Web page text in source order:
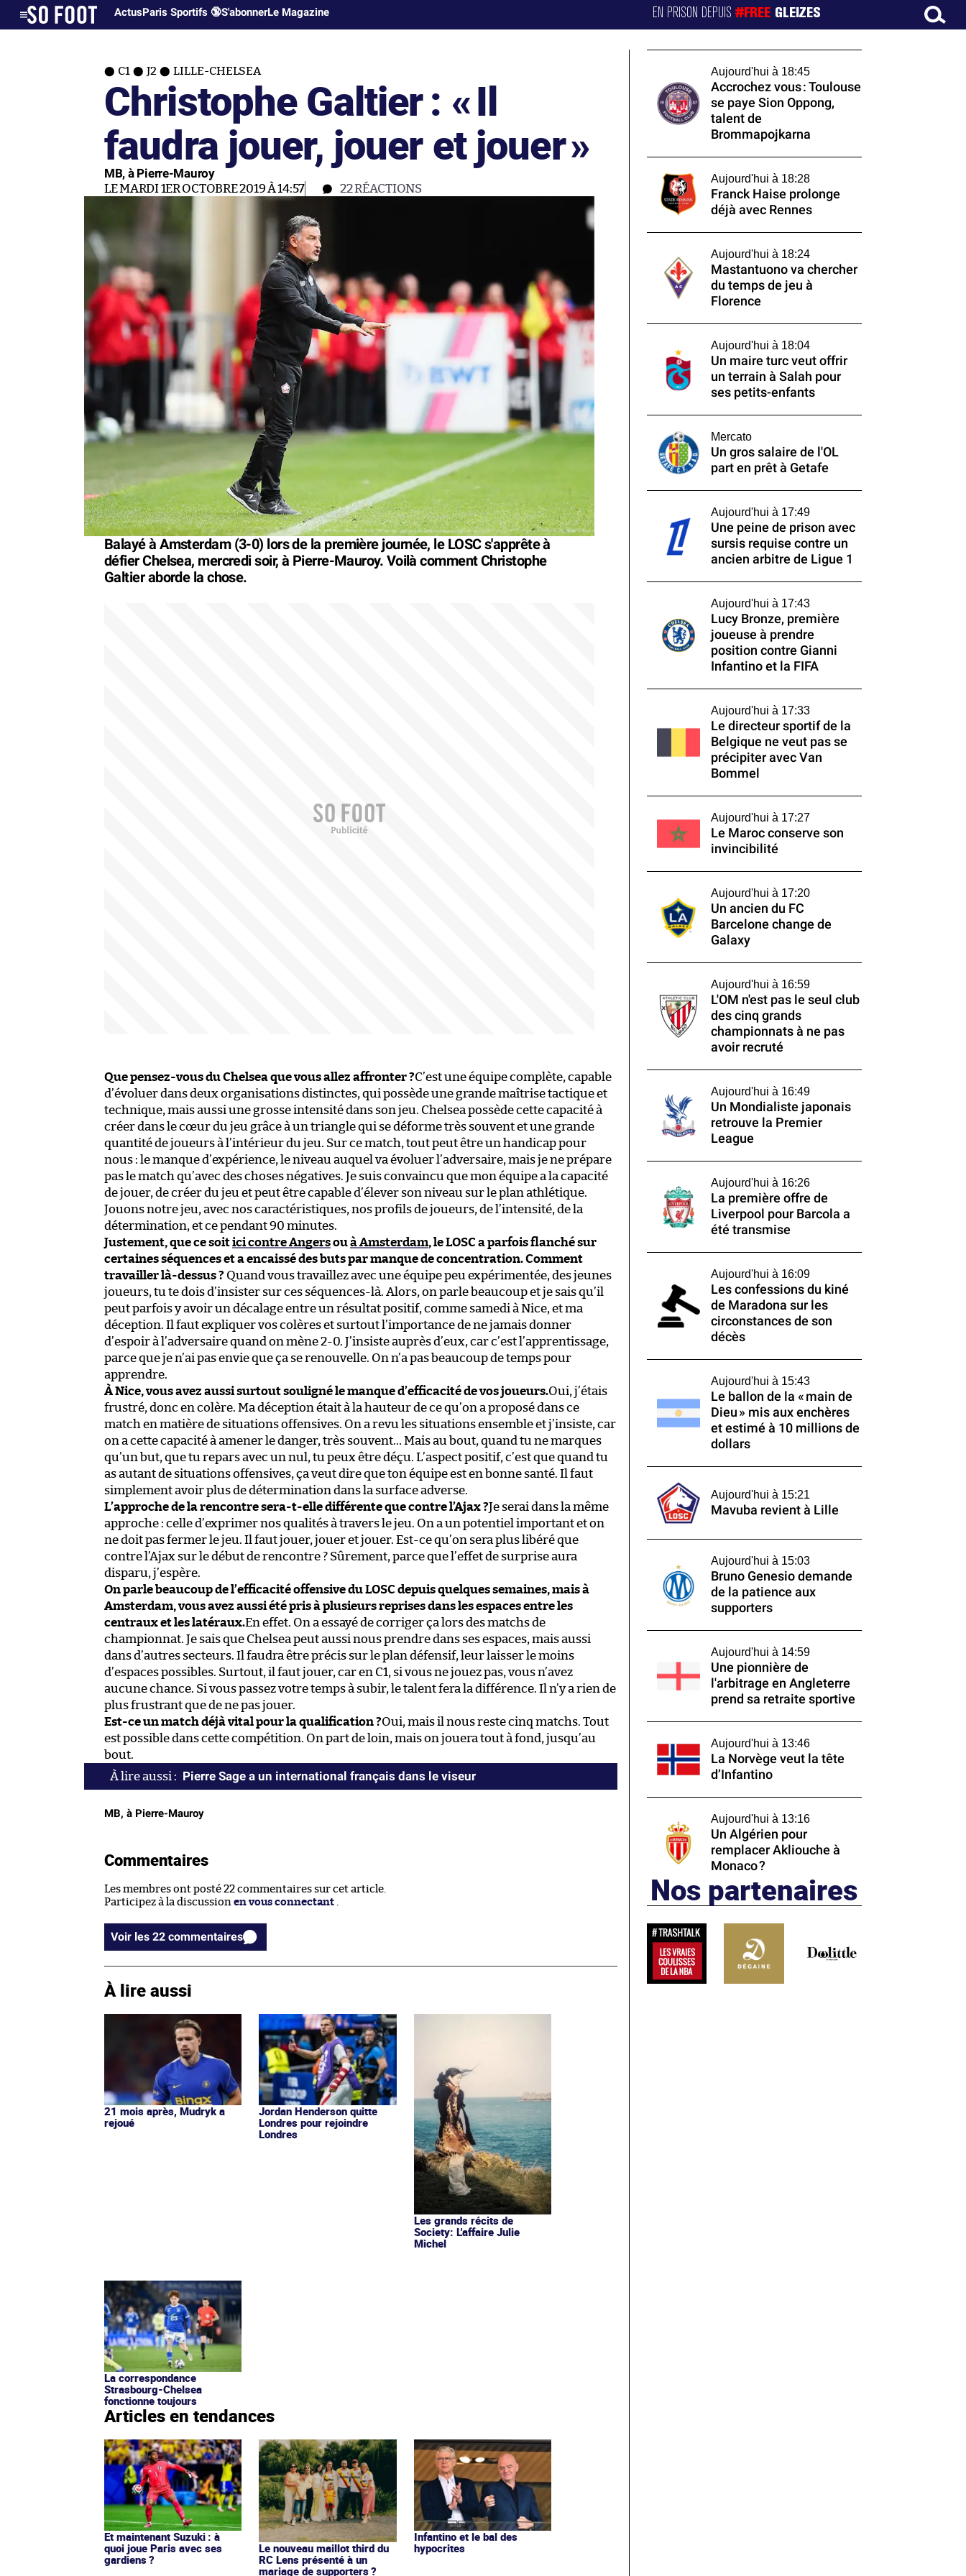
ActusParis Sportifs 🔞S'abonnerLe Magazine EN PRISON DEPUIS#FREE GLEIZES
C1 J2 LILLE-CHELSEA
Christophe Galtier : «Il
faudra jouer, jouer et jouer»
MB, à Pierre-Mauroy
LE MARDI 1ER OCTOBRE 2019 À 14:57 22RÉACTIONS
Balayé à Amsterdam (3-0) lors de la première journée, le LOSC s'apprête à
défier Chelsea, mercredi soir, à Pierre-Mauroy. Voilà comment Christophe
Galtier aborde la chose.
Que pensez-vous du Chelsea que vous allez affronter ?C’est une équipe complète, capable
d’évoluer dans deux organisations distinctes, qui possède une grande maîtrise tactique et
technique, mais aussi une grosse intensité dans son jeu. Chelsea possède cette capacité à
créer dans le cœur du jeu grâce à un triangle qui se déforme très souvent et une grande
quantité de joueurs à l’intérieur du jeu. Sur ce match, tout peut être un handicap pour
nous : le manque d’expérience, le niveau auquel va évoluer l’adversaire, mais je ne prépare
pas le match qu’avec des choses négatives. Je suis convaincu que mon équipe a la capacité
de jouer, de créer du jeu et peut être capable d’élever son niveau sur le plan athlétique.
Jouons notre jeu, avec nos caractéristiques, nos profils de joueurs, de l’intensité, de la
détermination, et ce pendant 90 minutes.
Justement, que ce soitici contre Angersouà Amsterdam, le LOSC a parfois flanché sur
certaines séquences et a encaissé des buts par manque de concentration. Comment
travailler là-dessus ? Quand vous travaillez avec une équipe peu expérimentée, des jeunes
joueurs, tu te dois d’insister sur ces séquences-là. Alors, on parle beaucoup et je sais qu’il
peut parfois y avoir un décalage entre un résultat positif, comme samedi à Nice, et ma
déception. Il faut expliquer vos colères et surtout l’importance de ne jamais donner
d’espoir à l’adversaire quand on mène 2-0. J’insiste auprès d’eux, car c’est l’apprentissage,
parce que je n’ai pas envie que ça se renouvelle. On n’a pas beaucoup de temps pour
apprendre.
À Nice, vous avez aussi surtout souligné le manque d’efficacité de vos joueurs.Oui, j’étais
frustré, donc en colère. Ma déception était à la hauteur de ce qu’on a proposé dans ce
match en matière de situations offensives. On a revu les situations ensemble et j’insiste, car
on a cette capacité à amener le danger, très souvent… Mais au bout, quand tu ne marques
qu’un but, que tu repars avec un nul, tu peux être déçu. L’aspect positif, c’est que quand tu
as autant de situations offensives, ça veut dire que ton équipe est en bonne santé. Il faut
simplement avoir plus de détermination dans la surface adverse.
L’approche de la rencontre sera-t-elle différente que contre l’Ajax ?Je serai dans la même
approche : celle d’exprimer nos qualités à travers le jeu. On a un potentiel important et on
ne doit pas fermer le jeu. Il faut jouer, jouer et jouer. Est-ce qu’on sera plus libéré que
contre l’Ajax sur le début de rencontre ? Sûrement, parce que l’effet de surprise aura
disparu, j’espère.
On parle beaucoup de l’efficacité offensive du LOSC depuis quelques semaines, mais à
Amsterdam, vous avez aussi été pris à plusieurs reprises dans les espaces entre les
centraux et les latéraux.En effet. On a essayé de corriger ça lors des matchs de
championnat. Je sais que Chelsea peut aussi nous prendre dans ses espaces, mais aussi
dans d’autres secteurs. Il faudra être précis sur le plan défensif, leur laisser le moins
d’espaces possibles. Surtout, il faut jouer, car en C1, si vous ne jouez pas, vous n’avez
aucune chance. Si vous passez votre temps à subir, le talent fera la différence. Il n’y a rien de
plus frustrant que de ne pas jouer.
Est-ce un match déjà vital pour la qualification ?Oui, mais il nous reste cinq matchs. Tout
est possible dans cette compétition. On part de loin, mais on jouera tout à fond, jusqu’au
bout.
Pierre Sage a un international français dans le viseur
MB, à Pierre-Mauroy
Commentaires
Les membres ont posté 22 commentaires sur cet article.
Participez à la discussion en vous connectant .
Voir les 22 commentaires
À lire aussi
21 mois après, Mudryk a
rejoué
Jordan Henderson quitte
Londres pour rejoindre
Londres
Les grands récits de
Society: L'affaire Julie
Michel
La correspondance
Strasbourg-Chelsea
fonctionne toujours
Articles en tendances
Et maintenant Suzuki : à
quoi joue Paris avec ses
gardiens ?
Le nouveau maillot third du
RC Lens présenté à un
mariage de supporters ?
Infantino et le bal des
hypocrites
Aujourd'hui à 18:45
Accrochez vous : Toulouse
se paye Sion Oppong,
talent de
Brommapojkarna
Aujourd'hui à 18:28
Franck Haise prolonge
déjà avec Rennes
Aujourd'hui à 18:24
Mastantuono va chercher
du temps de jeu à
Florence
Aujourd'hui à 18:04
Un maire turc veut offrir
un terrain à Salah pour
ses petits-enfants
Mercato
Un gros salaire de l'OL
part en prêt à Getafe
Aujourd'hui à 17:49
Une peine de prison avec
sursis requise contre un
ancien arbitre de Ligue 1
Aujourd'hui à 17:43
Lucy Bronze, première
joueuse à prendre
position contre Gianni
Infantino et la FIFA
Aujourd'hui à 17:33
Le directeur sportif de la
Belgique ne veut pas se
précipiter avec Van
Bommel
Aujourd'hui à 17:27
Le Maroc conserve son
invincibilité
Aujourd'hui à 17:20
Un ancien du FC
Barcelone change de
Galaxy
Aujourd'hui à 16:59
L'OM n'est pas le seul club
des cinq grands
championnats à ne pas
avoir recruté
Aujourd'hui à 16:49
Un Mondialiste japonais
retrouve la Premier
League
Aujourd'hui à 16:26
La première offre de
Liverpool pour Barcola a
été transmise
Aujourd'hui à 16:09
Les confessions du kiné
de Maradona sur les
circonstances de son
décès
Aujourd'hui à 15:43
Le ballon de la « main de
Dieu » mis aux enchères
et estimé à 10 millions de
dollars
Aujourd'hui à 15:21
Mavuba revient à Lille
Aujourd'hui à 15:03
Bruno Genesio demande
de la patience aux
supporters
Aujourd'hui à 14:59
Une pionnière de
l'arbitrage en Angleterre
prend sa retraite sportive
Aujourd'hui à 13:46
La Norvège veut la tête
d’Infantino
Aujourd'hui à 13:16
Un Algérien pour
remplacer Akliouche à
Monaco ?
Nos partenaires